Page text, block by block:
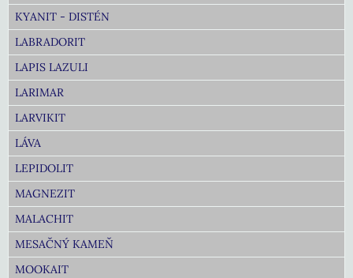
KYANIT - DISTÉN
LABRADORIT
LAPIS LAZULI
LARIMAR
LARVIKIT
LÁVA
LEPIDOLIT
MAGNEZIT
MALACHIT
MESAČNÝ KAMEŇ
MOOKAIT